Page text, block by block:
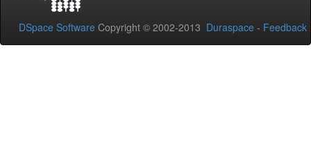
DSpace Software Copyright © 2002-2013 Duraspace - Feedback